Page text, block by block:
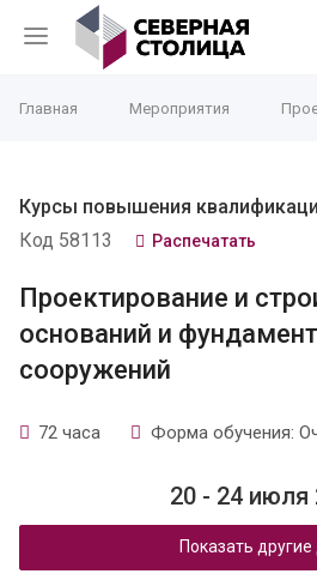
Главная Мероприятия
Курсы повышения
Код 58113
Распечатать
Проектирование и
оснований и
сооружений
72 часа Форма обучения:
20 - 24 июля
Показать